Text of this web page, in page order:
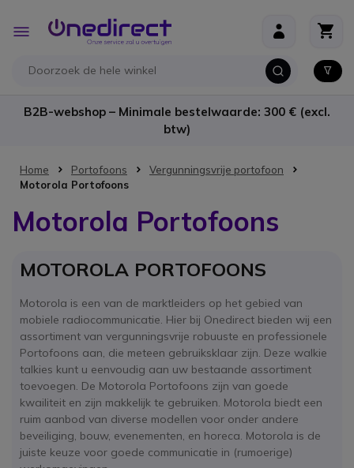
Toggle
Nav
B2B-webshop – Minimale bestelwaarde: 300 € (excl.
btw)
Home Portofoons
Vergunningsvrije portofoon
Motorola Portofoons
Motorola Portofoons
MOTOROLA PORTOFOONS
Motorola is een van de marktleiders op het gebied van
mobiele radiocommunicatie. Hier bij Onedirect bieden wij een
assortiment van vergunningsvrije robuuste en professionele
Portofoons aan, die meteen gebruiksklaar zijn. Deze walkie
talkies kunt u eenvoudig aan uw bestaande assortiment
toevoegen. De Motorola Portofoons zijn van goede
kwailiteit en zijn makkelijk te gebruiken. Motorola biedt een
ruim aanbod van diverse modellen voor onder andere
beveiliging, bouw, evenementen, en horeca. Motorola is de
juiste keuze voor goede communicatie in (rumoerige)